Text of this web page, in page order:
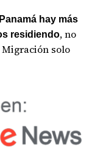
hay más
residiendo, no
solo